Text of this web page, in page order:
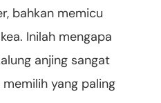
bahkan memicu
Inilah mengapa
anjing sangat
yang paling